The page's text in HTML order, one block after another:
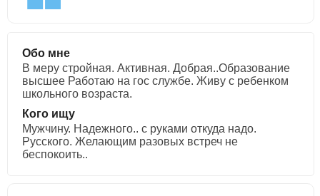
Обо мне
В меру стройная. Активная. Добрая..Образование
высшее Работаю на гос службе. Живу с ребенком
школьного возраста.
Кого ищу
Мужчину. Надежного.. с руками откуда надо.
Русского. Желающим разовых встреч не
беспокоить..